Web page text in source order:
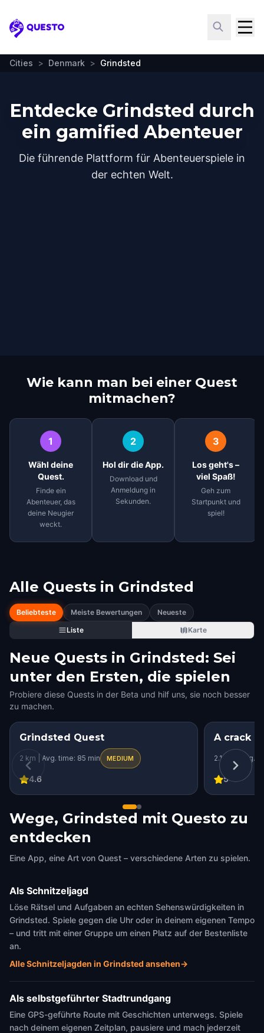
Questo
Cities > Denmark > Grindsted
Entdecke Grindsted durch
ein gamified Abenteuer
Die führende Plattform für Abenteuerspiele in
der echten Welt.
Wie kann man bei einer Quest
mitmachen?
1
Wähl deine
Quest.
Finde ein
Abenteuer, das
deine Neugier
weckt.
2
Hol dir die App.
Download und
Anmeldung in
Sekunden.
3
Los geht's –
viel Spaß!
Geh zum
Startpunkt und
spiel!
Alle Quests in Grindsted
Beliebteste Meiste Bewertungen
Neueste
Liste
Karte
Neue Quests in Grindsted: Sei
unter den Ersten, die spielen
Probiere diese Quests in der Beta und hilf uns, sie noch besser
zu machen.
Grindsted Quest
2 km | Avg. time: 85 min MEDIUM
4.6
A crack
2.1 km | Avg.
5
Wege, Grindsted mit Questo zu
entdecken
Eine App, eine Art von Quest – verschiedene Arten zu spielen.
Als Schnitzeljagd
Löse Rätsel und Aufgaben an echten Sehenswürdigkeiten in
Grindsted. Spiele gegen die Uhr oder in deinem eigenen Tempo
– und tritt mit einer Gruppe um einen Platz auf der Bestenliste
an.
Alle Schnitzeljagden in Grindsted ansehen→
Als selbstgeführter Stadtrundgang
Eine GPS-geführte Route mit Geschichten unterwegs. Spiele
nach deinem eigenen Zeitplan, pausiere und mach jederzeit